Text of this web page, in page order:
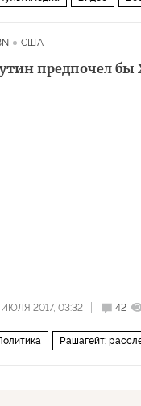
США
предпочел бы
ИЮЛЯ 2017, 03:32 42
Рашагейт: